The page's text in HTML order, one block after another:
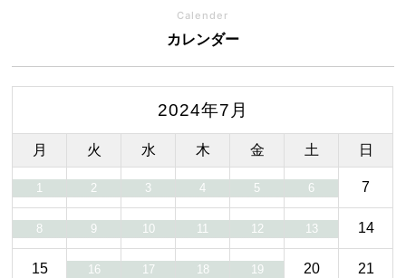
Calender
カレンダー
2024年7月
月 火 水 木 金 土 日
1 2 3 4 5 6 7
8 9 10 11 12 13 14
15 16 17 18 19 20 21